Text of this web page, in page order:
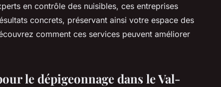
en contrôle des nuisibles, ces entreprises
concrets, préservant ainsi votre espace des
comment ces services peuvent améliorer
le dépigeonnage dans le Val-